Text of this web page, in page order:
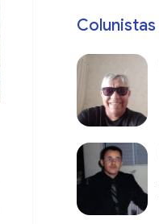
Colunistas